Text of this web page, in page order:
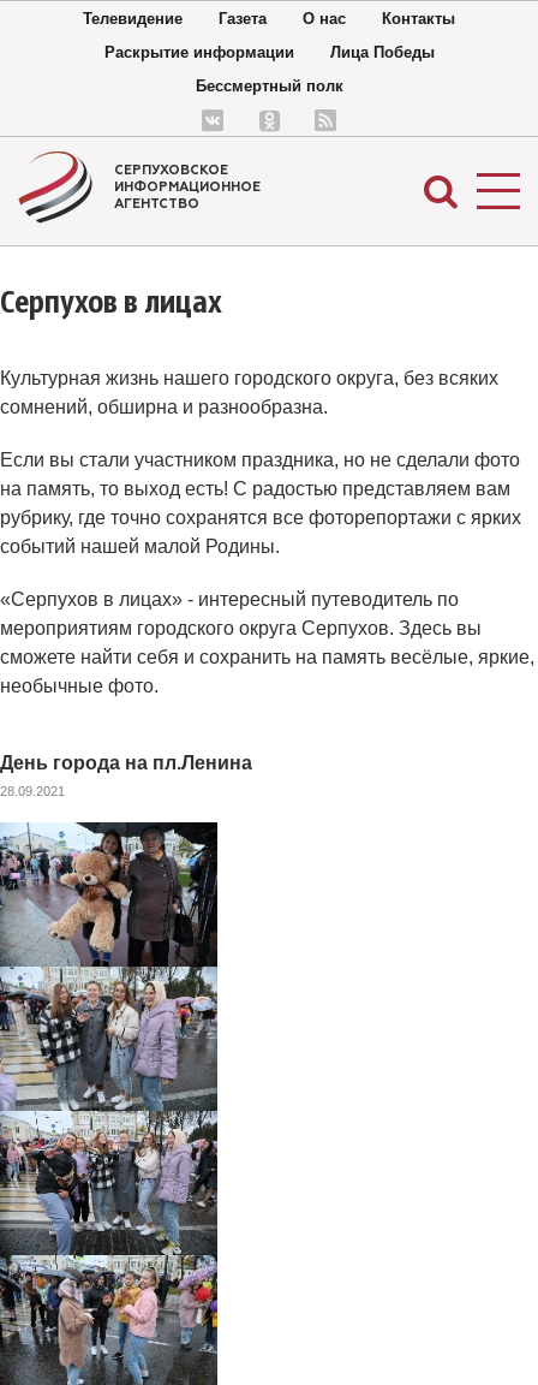
Телевидение Газета О нас
Контакты
Раскрытие информации
Лица Победы
Бессмертный полк
СЕРПУХОВСКОЕ
ИНФОРМАЦИОННОЕ
АГЕНТСТВО
Серпухов в лицах
Культурная жизнь нашего городского округа, без всяких
сомнений, обширна и разнообразна.
Если вы стали участником праздника, но не сделали фото
на память, то выход есть! С радостью представляем вам
рубрику, где точно сохранятся все фоторепортажи с ярких
событий нашей малой Родины.
«Серпухов в лицах» - интересный путеводитель по
мероприятиям городского округа Серпухов. Здесь вы
сможете найти себя и сохранить на память весёлые, яркие,
необычные фото.
День города на пл.Ленина
28.09.2021